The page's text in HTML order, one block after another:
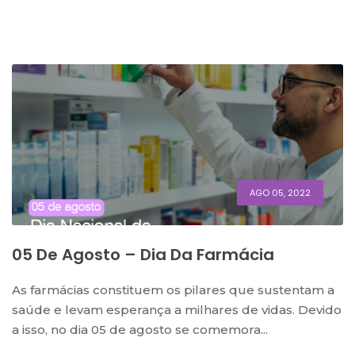
AGO 05, 2022
05 De Agosto – Dia Da Farmácia
As farmácias constituem os pilares que sustentam a
saúde e levam esperança a milhares de vidas. Devido
a isso, no dia 05 de agosto se comemora...